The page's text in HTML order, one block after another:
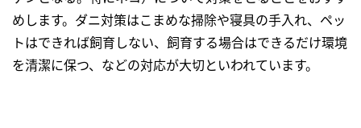
めします。ダニ対策はこまめな掃除や寝具の手入れ、ペッ
トはできれば飼育しない、飼育する場合はできるだけ環境
を清潔に保つ、などの対応が大切といわれています。